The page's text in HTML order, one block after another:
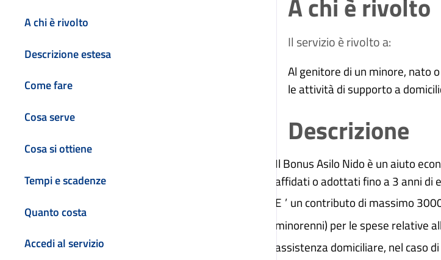
A chi è rivolto
Descrizione estesa
Come fare
Cosa serve
Cosa si ottiene
Tempi e scadenze
Quanto costa
Accedi al servizio
A chi è rivolto
Il servizio è rivolto a:
Al genitore di un minore, nato
le attività di supporto a
Descrizione
Il Bonus Asilo Nido è un aiuto
affidati o adottati fino a 3 anni di
E ’ un contributo di massimo
minorenni) per le spese relative
assistenza domiciliare, nel caso